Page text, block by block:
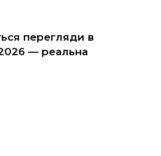
перегляди в
— реальна